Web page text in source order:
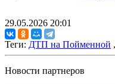
29.05.2026 20:01
Теги: ДТП на Пойменной ,
Новости партнеров